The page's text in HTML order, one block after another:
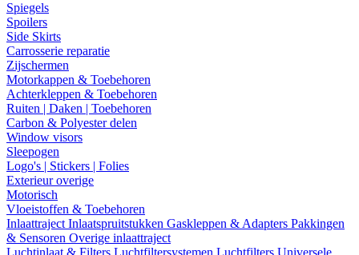
Spiegels
Spoilers
Side Skirts
Carrosserie reparatie
Zijschermen
Motorkappen & Toebehoren
Achterkleppen & Toebehoren
Ruiten | Daken | Toebehoren
Carbon & Polyester delen
Window visors
Sleepogen
Logo's | Stickers | Folies
Exterieur overige
Motorisch
Vloeistoffen & Toebehoren
Inlaattraject Inlaatspruitstukken Gaskleppen & Adapters Pakkingen
& Sensoren Overige inlaattraject
Luchtinlaat & Filters Luchtfiltersystemen Luchtfilters Universele